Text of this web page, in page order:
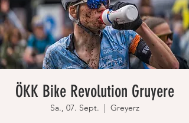
ÖKK Bike Revolution Gruyere
Sa., 07. Sept.
  |
Greyerz